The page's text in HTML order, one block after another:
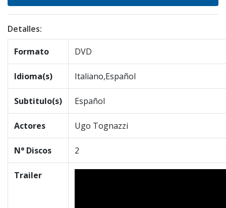
Detalles:
Formato DVD
Idioma(s) Italiano,Español
Subtitulo(s) Español
Actores Ugo Tognazzi
N° Discos 2
Trailer